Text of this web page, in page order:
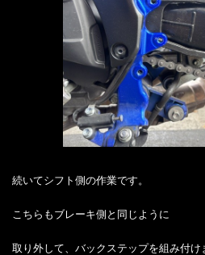
続いてシフト側の作業です。
こちらもブレーキ側と同じように
取り外して、バックステップを組み付け